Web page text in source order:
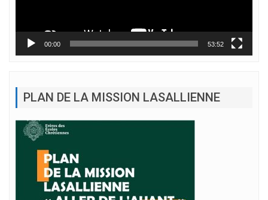
00:00 53:52
PLAN DE LA MISSION LASALLIENNE